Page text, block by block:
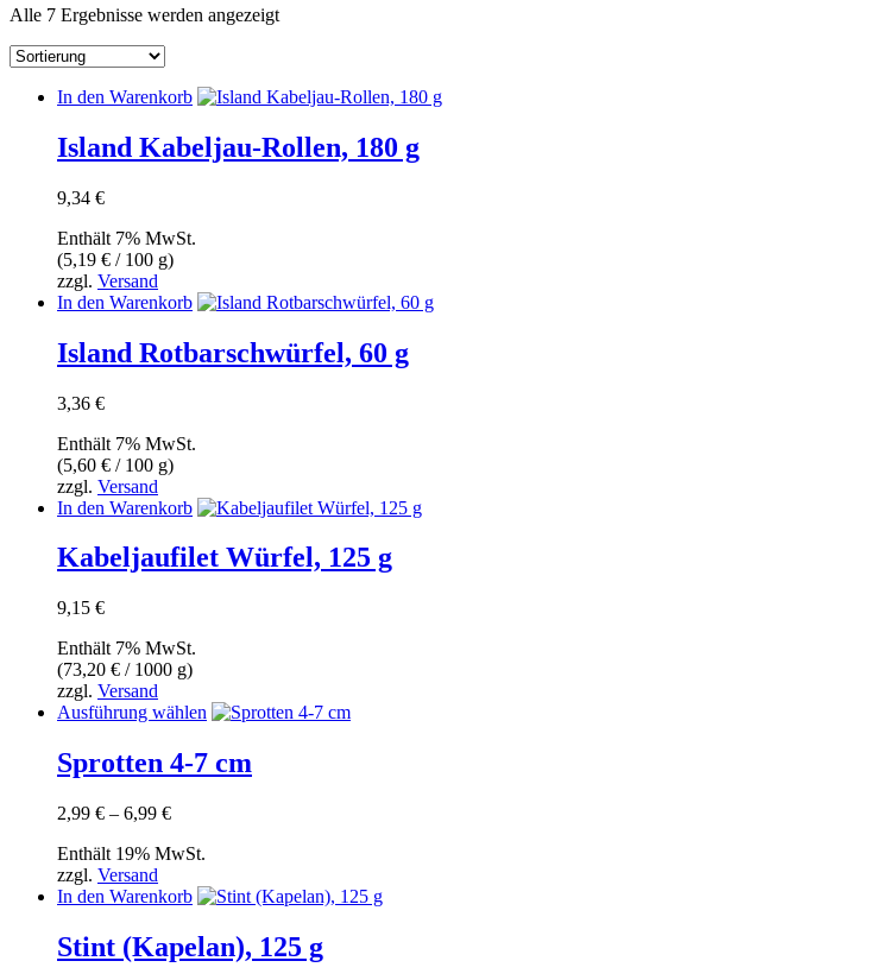
Alle 7 Ergebnisse werden angezeigt
In den Warenkorb
Island Kabeljau-Rollen, 180 g
9,34 €
Enthält 7% MwSt.
(5,19 € / 100 g)
zzgl. Versand
In den Warenkorb
Island Rotbarschwürfel, 60 g
3,36 €
Enthält 7% MwSt.
(5,60 € / 100 g)
zzgl. Versand
In den Warenkorb
Kabeljaufilet Würfel, 125 g
9,15 €
Enthält 7% MwSt.
(73,20 € / 1000 g)
zzgl. Versand
Ausführung wählen Dieses
mehrere
können
auf
Produktseite
gewählt
Sprotten 4-7 cm
2,99 € – 6,99 €Preisspanne:
bis
Enthält 19% MwSt.
zzgl. Versand
In den Warenkorb
Stint (Kapelan), 125 g